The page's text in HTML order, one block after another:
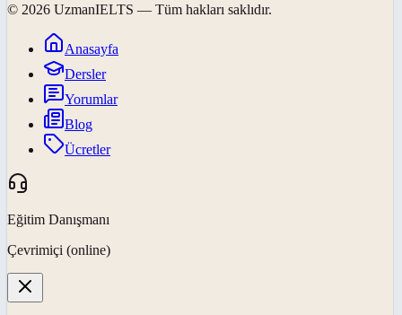
© 2026 UzmanIELTS — Tüm hakları saklıdır.
Anasayfa
Dersler
Yorumlar
Blog
Ücretler
Eğitim Danışmanı
Çevrimiçi (online)